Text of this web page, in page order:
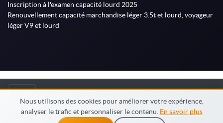
Nous utilisons des cookies pour améliorer votre expérience,
analyser le trafic et personnaliser le contenu. En savoir plus
Inscription à l'examen capacité lourd 2025
Renouvellement capacité marchandise léger 3.5t et lourd, voyageur
léger V9 et lourd
© MonFormateur.info 2026